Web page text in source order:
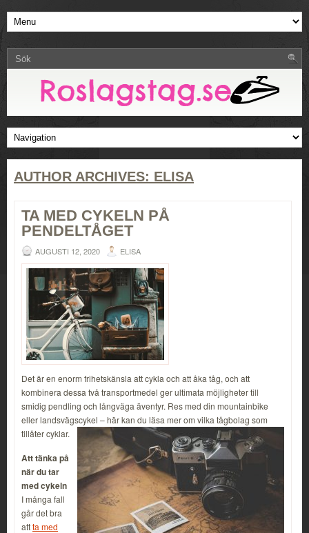
AUTHOR ARCHIVES: ELISA
TA MED CYKELN PÅ
PENDELTÅGET
AUGUSTI 12, 2020 ELISA
Det är en enorm frihetskänsla att cykla och att åka tåg, och att
kombinera dessa två transportmedel ger ultimata möjligheter till
smidig pendling och långväga äventyr. Res med din mountainbike
eller landsvägscykel – här kan du läsa mer om vilka tågbolag som
tillåter cyklar.
Att tänka på
när du tar
med cykeln
I många fall
går det bra
attta med